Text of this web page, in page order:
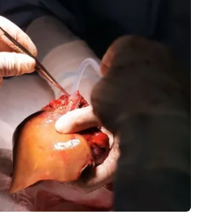
DUẨN
THỊ TÁM, KHÚC THANH
Quy định sử dụng
Hỗ trợ
TTXVN
Quảng cáo